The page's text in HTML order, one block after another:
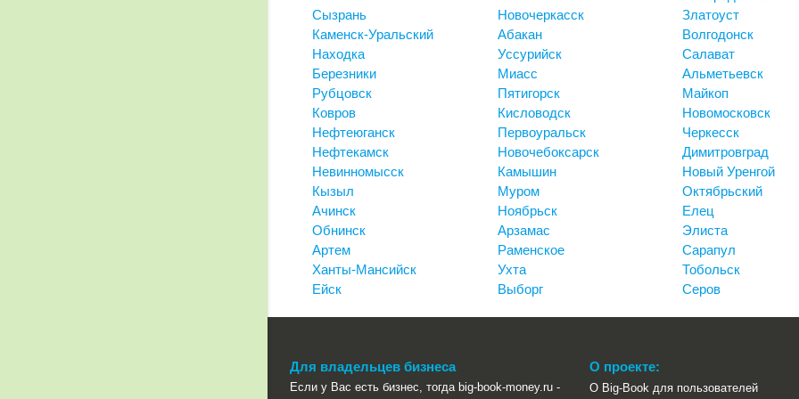
Сызрань
Новочеркасск
Златоуст
Каменск-Уральский
Абакан
Волгодонск
Находка
Уссурийск
Салават
Березники
Миасс
Альметьевск
Рубцовск
Пятигорск
Майкоп
Ковров
Кисловодск
Новомосковск
Нефтеюганск
Первоуральск
Черкесск
Нефтекамск
Новочебоксарск
Димитровград
Невинномысск
Камышин
Новый Уренгой
Кызыл
Муром
Октябрьский
Ачинск
Ноябрьск
Елец
Обнинск
Арзамас
Элиста
Артем
Раменское
Сарапул
Ханты-Мансийск
Ухта
Тобольск
Ейск
Выборг Серов
Для владельцев бизнеса
Если у Вас есть бизнес, тогда big-book-money.ru -
О проекте:
О Big-Book для пользователей